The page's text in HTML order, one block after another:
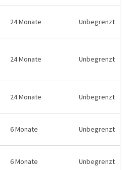
24 Monate Unbegrenzt
24 Monate Unbegrenzt
24 Monate Unbegrenzt
6 Monate Unbegrenzt
6 Monate Unbegrenzt